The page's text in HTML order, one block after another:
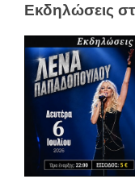
Εκδηλώσεις